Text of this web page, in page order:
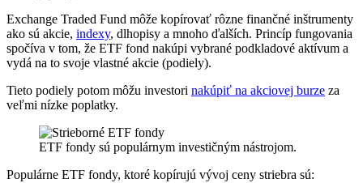
Exchange Traded Fund môže kopírovať rôzne finančné inštrumenty
ako sú akcie, indexy, dlhopisy a mnoho ďalších. Princíp fungovania
spočíva v tom, že ETF fond nakúpi vybrané podkladové aktívum a
vydá na to svoje vlastné akcie (podiely).
Tieto podiely potom môžu investori nakúpiť na akciovej burze za
veľmi nízke poplatky.
ETF fondy sú populárnym investičným nástrojom.
Populárne ETF fondy, ktoré kopírujú vývoj ceny striebra sú: